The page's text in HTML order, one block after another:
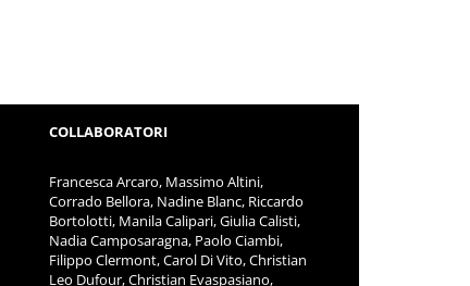
COLLABORATORI
Francesca Arcaro, Massimo Altini,
Corrado Bellora, Nadine Blanc, Riccardo
Bortolotti, Manila Calipari, Giulia Calisti,
Nadia Camposaragna, Paolo Ciambi,
Filippo Clermont, Carol Di Vito, Christian
Leo Dufour, Christian Evaspasiano,